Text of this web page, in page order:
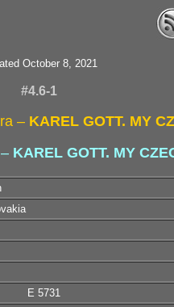
October 8, 2021
#4.6-1
– KAREL GOTT. MY
KAREL GOTT. MY
E 5731